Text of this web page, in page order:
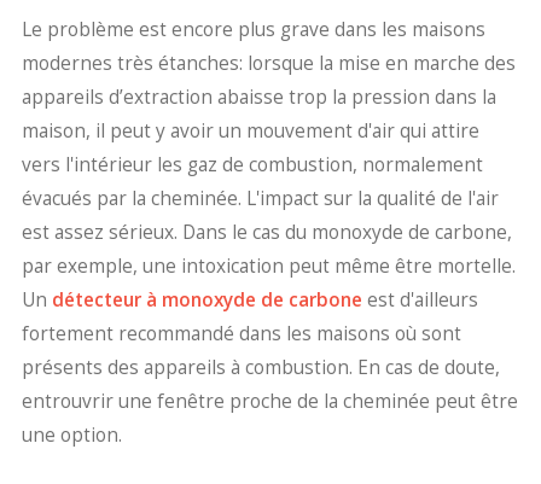
Le problème est encore plus grave dans les maisons
modernes très étanches: lorsque la mise en marche des
appareils d’extraction abaisse trop la pression dans la
maison, il peut y avoir un mouvement d'air qui attire
vers l'intérieur les gaz de combustion, normalement
évacués par la cheminée. L'impact sur la qualité de l'air
est assez sérieux. Dans le cas du monoxyde de carbone,
par exemple, une intoxication peut même être mortelle.
Un détecteur à monoxyde de carbone est d'ailleurs
fortement recommandé dans les maisons où sont
présents des appareils à combustion. En cas de doute,
entrouvrir une fenêtre proche de la cheminée peut être
une option.